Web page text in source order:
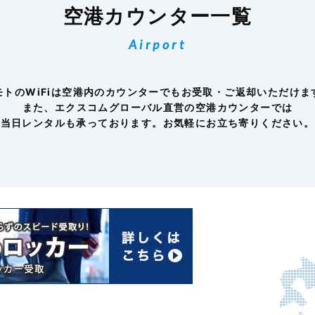
空港カウンター一覧
Airport
トのWiFiは空港内のカウンターでもお受取・ご返却いただけま
また、エクスコムグローバル直営の空港カウンターでは
当日レンタルも承っております。お気軽にお立ち寄りください。